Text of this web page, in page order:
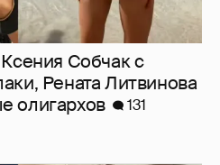
Собчак с
Рената Литвинова
олигархов
131